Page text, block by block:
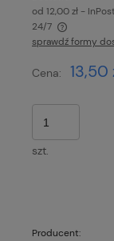
od 12,00 zł -
24/7
Cena nie
sprawdź formy
Cena: 13,50
szt.
Producent: